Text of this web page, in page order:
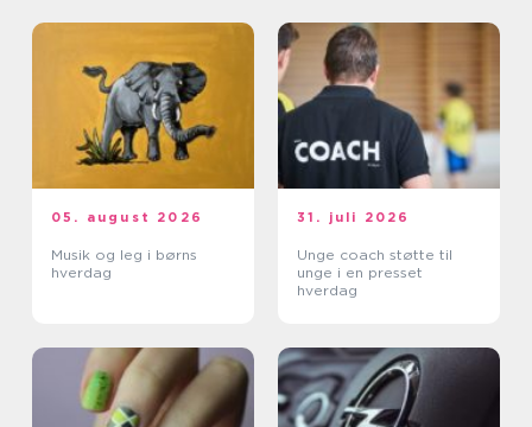
05. august 2026
Musik og leg i børns
hverdag
31. juli 2026
Unge coach støtte til
unge i en presset
hverdag